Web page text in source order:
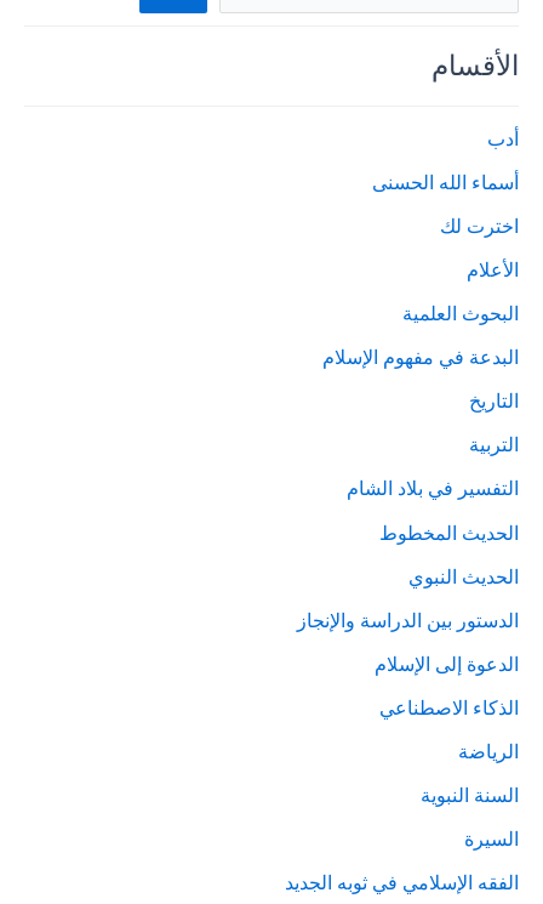
الأقسام
أدب
أسماء الله الحسنى
اخترت لك
الأعلام
البحوث العلمية
البدعة في مفهوم الإسلام
التاريخ
التربية
التفسير في بلاد الشام
الحديث المخطوط
الحديث النبوي
الدستور بين الدراسة والإنجاز
الدعوة إلى الإسلام
الذكاء الاصطناعي
الرياضة
السنة النبوية
السيرة
الفقه الإسلامي في ثوبه الجديد